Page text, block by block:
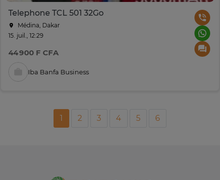
Telephone TCL 501 32Go
Médina, Dakar
15. juil., 12:29
44 900 F CFA
Iba Banfa Business
1 2 3 4 5 6